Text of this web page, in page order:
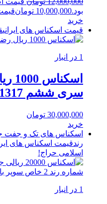
بود.10,000,000 تومانقیمت
خرید
قیمت اسکناس های ایرانی
1 در انبار
سری ششم 1317 – B840997
30,000,000 تومان
خرید
اسکناس های تک و جفت
رندقیمت اسکناس های
اسلامی حراج!
1 در انبار